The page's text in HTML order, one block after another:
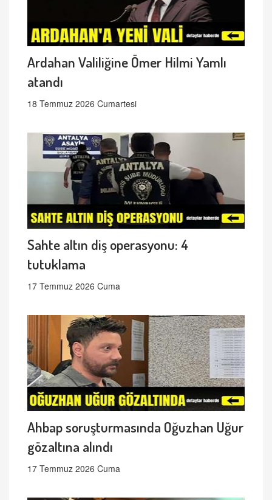
Ardahan Valiliğine Ömer Hilmi Yamlı
atandı
18 Temmuz 2026 Cumartesi
Sahte altın diş operasyonu: 4
tutuklama
17 Temmuz 2026 Cuma
Ahbap soruşturmasında Oğuzhan Uğur
gözaltına alındı
17 Temmuz 2026 Cuma